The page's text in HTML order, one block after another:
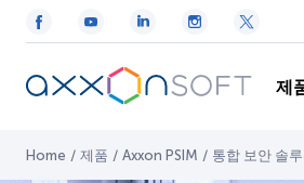
제
Home / 제품 / Axxon PSIM / 통합 보안 솔루